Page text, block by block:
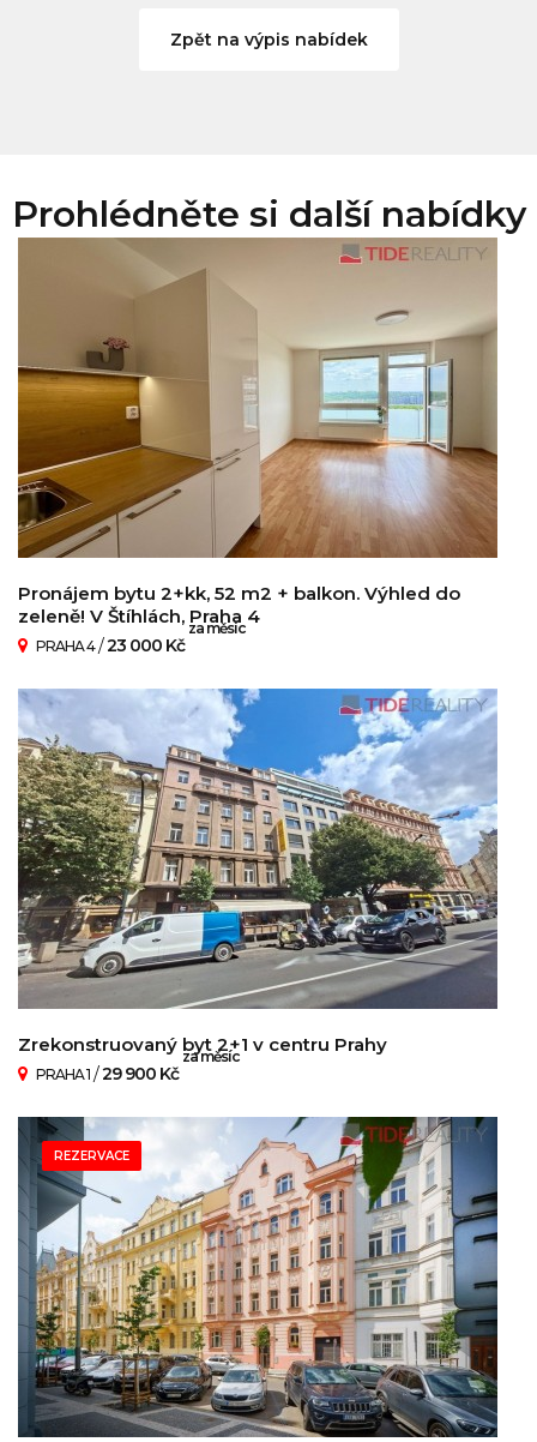
Zpět na výpis nabídek
Prohlédněte si další nabídky
Pronájem bytu 2+kk, 52 m2 + balkon. Výhled do
zeleně! V Štíhlách, Praha 4
PRAHA 4/23 000 Kč
za měsíc
Zrekonstruovaný byt 2+1 v centru Prahy
PRAHA 1 /29 900 Kč
za měsíc
REZERVACE